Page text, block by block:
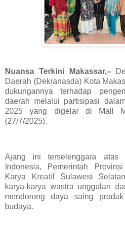
Nuansa Terkini Makassar,–
Daerah (Dekranasda) Kota
dukungannya terhadap
daerah melalui partisipasi
2025 yang digelar di Mall
(27/7/2025).
Ajang ini terselenggara atas
Indonesia, Pemerintah
Karya Kreatif Sulawesi
karya-karya wastra unggulan
mendorong daya saing
budaya.